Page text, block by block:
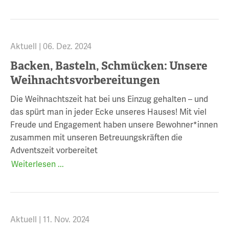
Aktuell | 06. Dez. 2024
Backen, Basteln, Schmücken: Unsere
Weihnachtsvorbereitungen
Die Weihnachtszeit hat bei uns Einzug gehalten – und
das spürt man in jeder Ecke unseres Hauses! Mit viel
Freude und Engagement haben unsere Bewohner*innen
zusammen mit unseren Betreuungskräften die
Adventszeit vorbereitet
Weiterlesen ...
Aktuell | 11. Nov. 2024